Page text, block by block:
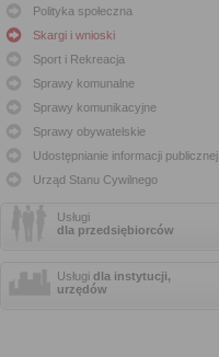
Polityka społeczna
Skargi i wnioski
Sport i Rekreacja
Sprawy komunalne
Sprawy komunikacyjne
Sprawy obywatelskie
Udostępnianie informacji publicznej
Urząd Stanu Cywilnego
Usługi
dla przedsiębiorców
Usługi dla instytucji,
urzędów